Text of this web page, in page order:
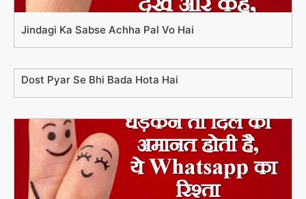
Jindagi Ka Sabse Achha Pal Vo Hai
Dost Pyar Se Bhi Bada Hota Hai